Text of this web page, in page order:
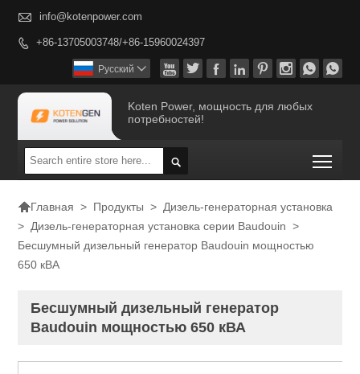
 info@kotenpower.com
 +86-13705003748/+86-15960024397
       
Pусский 
Koten Power, мощность для любых
потребностей!

Главная > Продукты > Дизель-генераторная установка
> Дизель-генераторная установка серии Baudouin >
Бесшумный дизельный генератор Baudouin мощностью
650 кВА
Бесшумный дизельный генератор
Baudouin мощностью 650 кВА